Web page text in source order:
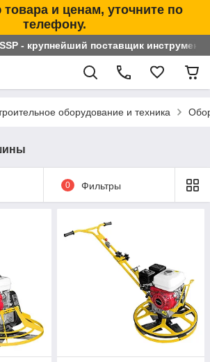
и ценам, уточните по
телефону.
- крупнейший поставщик
оборудование и техника
0 Фильтры